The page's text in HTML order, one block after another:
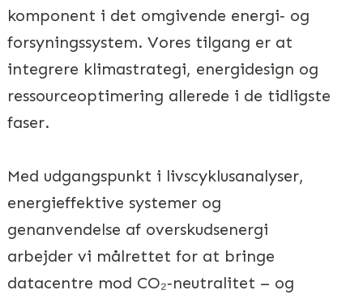
komponent i det omgivende energi‑ og
forsyningssystem. Vores tilgang er at
integrere klimastrategi, energidesign og
ressourceoptimering allerede i de tidligste
faser.
Med udgangspunkt i livscyklusanalyser,
energieffektive systemer og
genanvendelse af overskudsenergi
arbejder vi målrettet for at bringe
datacentre mod CO₂‑neutralitet – og